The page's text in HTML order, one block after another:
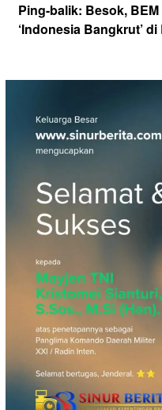
Ping-balik: Besok,
‘Indonesia Bangkrut’